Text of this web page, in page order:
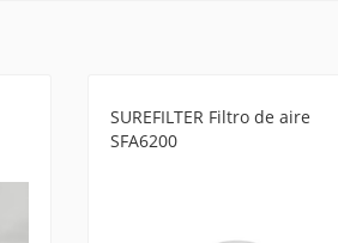
SUREFILTER Filtro de aire
SFA6200